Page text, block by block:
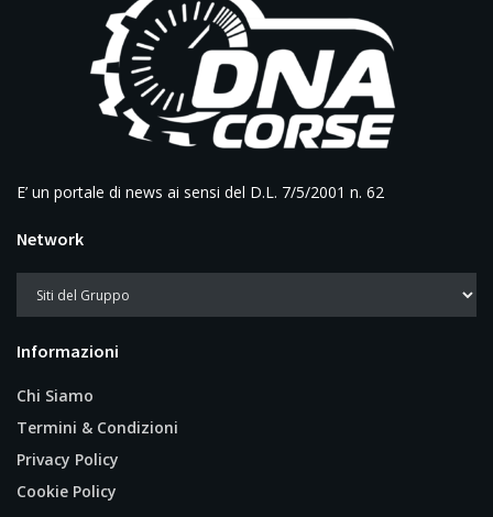
E’ un portale di news ai sensi del D.L. 7/5/2001 n. 62
Network
Informazioni
Chi Siamo
Termini & Condizioni
Privacy Policy
Cookie Policy